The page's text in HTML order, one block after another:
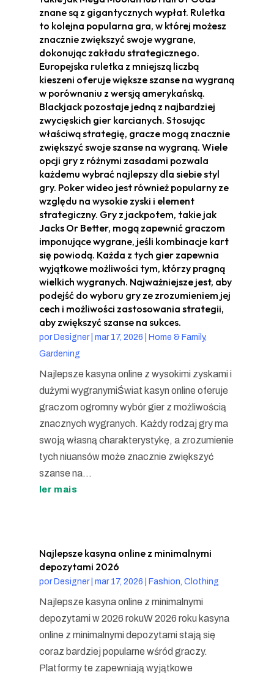
znane są z gigantycznych wypłat. Ruletka
to kolejna popularna gra, w której możesz
znacznie zwiększyć swoje wygrane,
dokonując zakładu strategicznego.
Europejska ruletka z mniejszą liczbą
kieszeni oferuje większe szanse na wygraną
w porównaniu z wersją amerykańską.
Blackjack pozostaje jedną z najbardziej
zwycięskich gier karcianych. Stosując
właściwą strategię, gracze mogą znacznie
zwiększyć swoje szanse na wygraną. Wiele
opcji gry z różnymi zasadami pozwala
każdemu wybrać najlepszy dla siebie styl
gry. Poker wideo jest również popularny ze
względu na wysokie zyski i element
strategiczny. Gry z jackpotem, takie jak
Jacks Or Better, mogą zapewnić graczom
imponujące wygrane, jeśli kombinacje kart
się powiodą. Każda z tych gier zapewnia
wyjątkowe możliwości tym, którzy pragną
wielkich wygranych. Najważniejsze jest, aby
podejść do wyboru gry ze zrozumieniem jej
cech i możliwości zastosowania strategii,
aby zwiększyć szanse na sukces.
porDesigner| mar 17, 2026
Home & Family,
Gardening
Najlepsze kasyna online z wysokimi zyskami i
dużymi wygranymiŚwiat kasyn online oferuje
graczom ogromny wybór gier z możliwością
znacznych wygranych. Każdy rodzaj gry ma
swoją własną charakterystykę, a zrozumienie
tych niuansów może znacznie zwiększyć
szanse na...
ler mais
Najlepsze kasyna online z minimalnymi
depozytami 2026
por Designer| mar 17, 2026 Fashion, Clothing
Najlepsze kasyna online z minimalnymi
depozytami w 2026 rokuW 2026 roku kasyna
online z minimalnymi depozytami stają się
coraz bardziej popularne wśród graczy.
Platformy te zapewniają wyjątkowe